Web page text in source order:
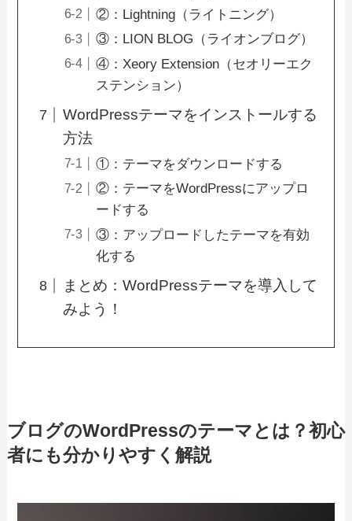
②：Lightning（ライトニング）
③：LION BLOG（ライオンブログ）
④：Xeory Extension（セオリーエク
ステンション）
WordPressテーマをインストールする
方法
①：テーマをダウンロードする
②：テーマをWordPressにアップロ
ードする
③：アップロードしたテーマを有効
化する
まとめ：WordPressテーマを導入して
みよう！
ブログのWordPressのテーマとは？初心
者にも分かりやすく解説